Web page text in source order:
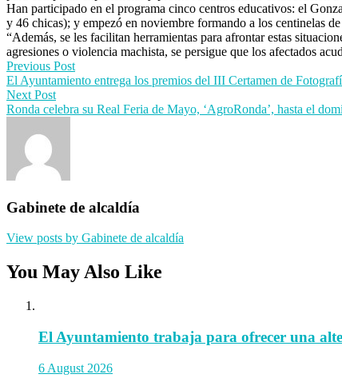
Han participado en el programa cinco centros educativos: el
y 46 chicas); y empezó en noviembre formando a los centinelas
“Además, se les facilitan herramientas para afrontar estas
agresiones o violencia machista, se persigue que los afectados
Post
navigation
Previous Post
El Ayuntamiento entrega los premios del III Certamen de
Next Post
Ronda celebra su Real Feria de Mayo, ‘AgroRonda’, hasta el
Gabinete de alcaldía
View posts by Gabinete de alcaldía
You May Also Like
El Ayuntamiento trabaja para ofrecer una
6 August 2026